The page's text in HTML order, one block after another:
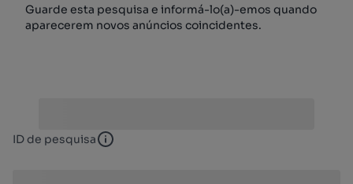
Guarde esta pesquisa e informá-lo(a)-emos quando
aparecerem novos anúncios coincidentes.
ID de pesquisa ID de pesquisa